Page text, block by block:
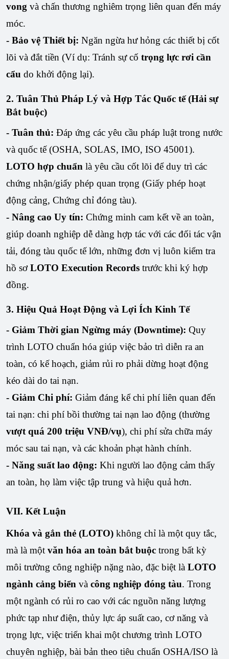
vong và chấn thương nghiêm trọng liên quan đến máy
móc.
- Bảo vệ Thiết bị: Ngăn ngừa hư hỏng các thiết bị cốt
lõi và đắt tiền (Ví dụ: Tránh sự cố trọng lực rơi cần
cẩu do khởi động lại).
2. Tuân Thủ Pháp Lý và Hợp Tác Quốc tế (Hải sự
Bắt buộc)
- Tuân thủ: Đáp ứng các yêu cầu pháp luật trong nước
và quốc tế (OSHA, SOLAS, IMO, ISO 45001).
LOTO hợp chuẩn là yêu cầu cốt lõi để duy trì các
chứng nhận/giấy phép quan trọng (Giấy phép hoạt
động cảng, Chứng chỉ đóng tàu).
- Nâng cao Uy tín: Chứng minh cam kết về an toàn,
giúp doanh nghiệp dễ dàng hợp tác với các đối tác vận
tải, đóng tàu quốc tế lớn, những đơn vị luôn kiểm tra
hồ sơLOTO Execution Records trước khi ký hợp
đồng.
3. Hiệu Quả Hoạt Động và Lợi Ích Kinh Tế
- Giảm Thời gian Ngừng máy (Downtime): Quy
trình LOTO chuẩn hóa giúp việc bảo trì diễn ra an
toàn, có kế hoạch, giảm rủi ro phải dừng hoạt động
kéo dài do tai nạn.
- Giảm Chi phí: Giảm đáng kể chi phí liên quan đến
tai nạn: chi phí bồi thường tai nạn lao động (thường
vượt quá 200 triệu VNĐ/vụ), chi phí sửa chữa máy
móc sau tai nạn, và các khoản phạt hành chính.
- Năng suất lao động: Khi người lao động cảm thấy
an toàn, họ làm việc tập trung và hiệu quả hơn.
VII. Kết Luận
Khóa và gắn thẻ (LOTO) không chỉ là một quy tắc,
mà là một văn hóa an toàn bắt buộc trong bất kỳ
môi trường công nghiệp nặng nào, đặc biệt là LOTO
ngành cảng biển và công nghiệp đóng tàu. Trong
một ngành có rủi ro cao với các nguồn năng lượng
phức tạp như điện, thủy lực áp suất cao, cơ năng và
trọng lực, việc triển khai một chương trình LOTO
chuyên nghiệp, bài bản theo tiêu chuẩn OSHA/ISO là